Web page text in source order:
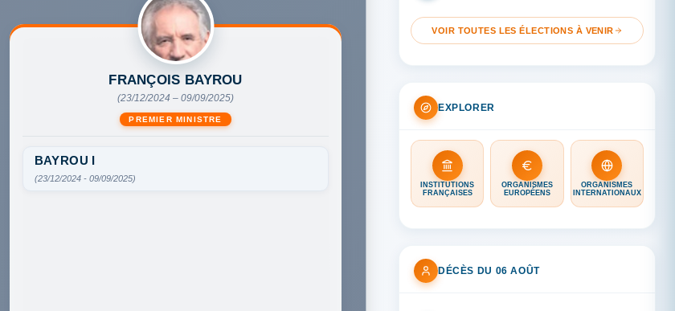
FRANÇOIS BAYROU
(23/12/2024 – 09/09/2025)
PREMIER MINISTRE
BAYROU I
(23/12/2024 - 09/09/2025)
VOIR TOUTES LES ÉLECTIONS À VENIR
EXPLORER
INSTITUTIONS
FRANÇAISES
ORGANISMES
EUROPÉENS
ORGANISMES
INTERNATIONAUX
DÉCÈS DU 06 AOÛT